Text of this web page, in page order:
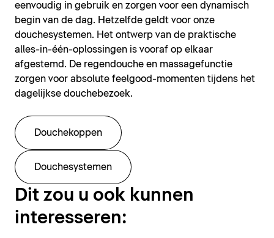
eenvoudig in gebruik en zorgen voor een dynamisch
begin van de dag. Hetzelfde geldt voor onze
douchesystemen. Het ontwerp van de praktische
alles-in-één-oplossingen is vooraf op elkaar
afgestemd. De regendouche en massagefunctie
zorgen voor absolute feelgood-momenten tijdens het
dagelijkse douchebezoek.
Douchekoppen
Douchesystemen
Dit zou u ook kunnen
interesseren: